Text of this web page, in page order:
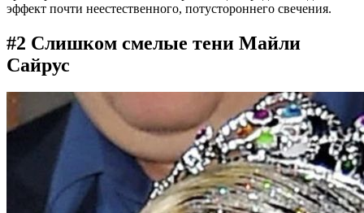
эффект почти неестественного, потустороннего свечения.
#2 Слишком смелые тени Майли
Сайрус